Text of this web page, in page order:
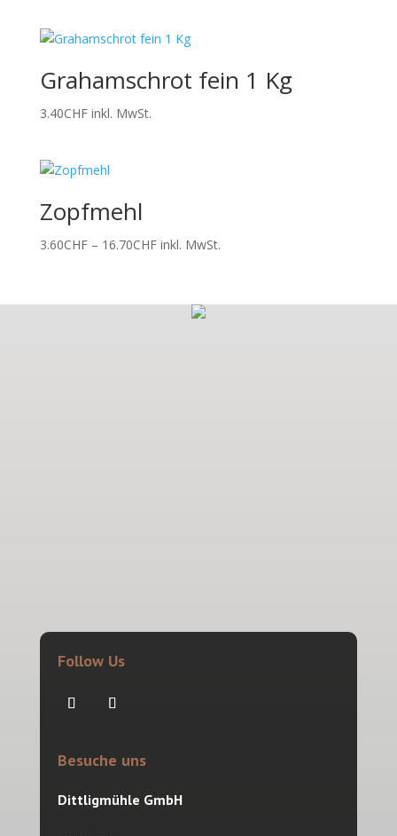
12.10CHF
Grahamschrot fein 1 Kg
3.40CHF inkl. MwSt.
Zopfmehl
3.60CHF – 16.70CHFPreisspanne:
16.70CHF
inkl. MwSt.
Follow Us
Besuche uns
Dittligmühle GmbH